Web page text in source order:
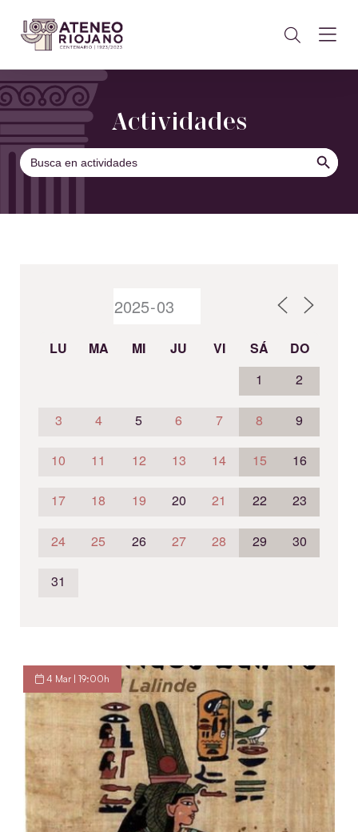
Actividades
Buscar: BOTÓN DE
LU MA MI JU VI SÁ
DO
1
2
3 4 5 6 7 8 9
10 11 12 13 14 15 16
17 18 19 20 21 22 23
24 25 26 27 28 29 30
31
4 Mar | 19:00h